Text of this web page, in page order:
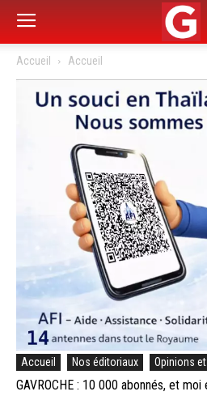
Accueil Accueil
Accueil Nos éditoriaux Opinions
GAVROCHE : 10 000 abonnés, et